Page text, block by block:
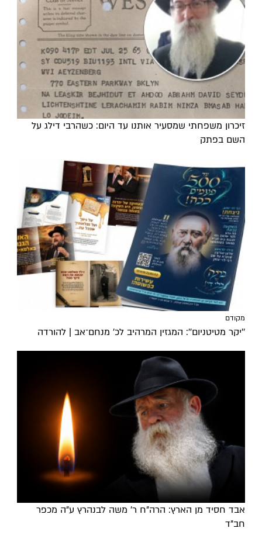
זיכרון משפחתי שמסעיר אותנו עד היום: כשהרבי דילג על
השם בפתק
מקודם
''יקר מטיטניום'': המגזין המרהיב לכ’ מנחם־אב | להורדה
אבד חסיד מן הארץ: הרה"ח ר' משה לבנהרץ ע"ה מכפר
חב"ד